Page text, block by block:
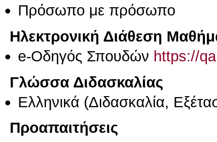
Πρόσωπο με πρόσωπο
Ηλεκτρονική Διάθεση
e-Οδηγός Σπουδών https://
Γλώσσα Διδασκαλίας
Ελληνικά (Διδασκαλία,
Προαπαιτήσεις